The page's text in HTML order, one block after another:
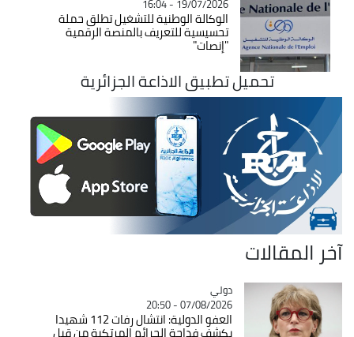
19/07/2026 - 16:04
الوكالة الوطنية للتشغيل تطلق حملة
تحسيسية للتعريف بالمنصة الرقمية
"إنصات"
تحميل تطبيق الاذاعة الجزائرية
آخر المقالات
Catégorie
دولي
07/08/2026 - 20:50
العفو الدولية: انتشال رفات 112 شهيدا